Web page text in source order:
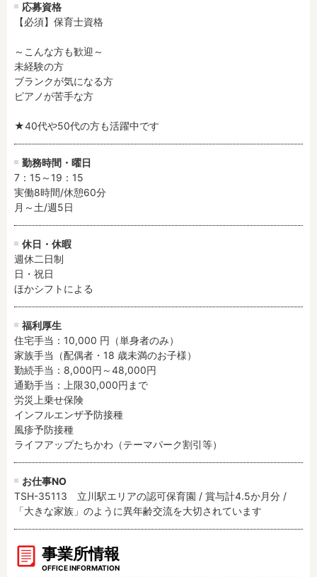
応募資格
【必須】保育士資格
～こんな方も歓迎～
未経験の方
ブランクが気になる方
ピアノが苦手な方
★40代や50代の方も活躍中です
勤務時間・曜日
7：15～19：15
実働8時間/休憩60分
月～土/週5日
休日・休暇
週休二日制
日・祝日
ほかシフトによる
福利厚生
住宅手当：10,000 円（単身者のみ）
家族手当（配偶者・18 歳未満のお子様）
勤続手当：8,000円～48,000円
通勤手当：上限30,000円まで
労災上乗せ保険
インフルエンザ予防接種
風疹予防接種
ライフアップたちかわ（テーマパーク割引等）
お仕事NO
TSH-35113 立川駅エリアの認可保育園 / 賞与計4.5か月分 /
「大きな家族」のように異年齢交流を大切されています
事業所情報
OFFICE INFORMATION